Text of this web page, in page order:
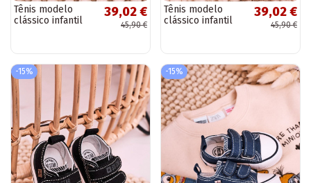
Tênis modelo
clássico infantil
escuro
39,02 €
45,90 €
Tênis modelo
clássico infantil
vermelho
39,02 €
45,90 €
-15% -15%